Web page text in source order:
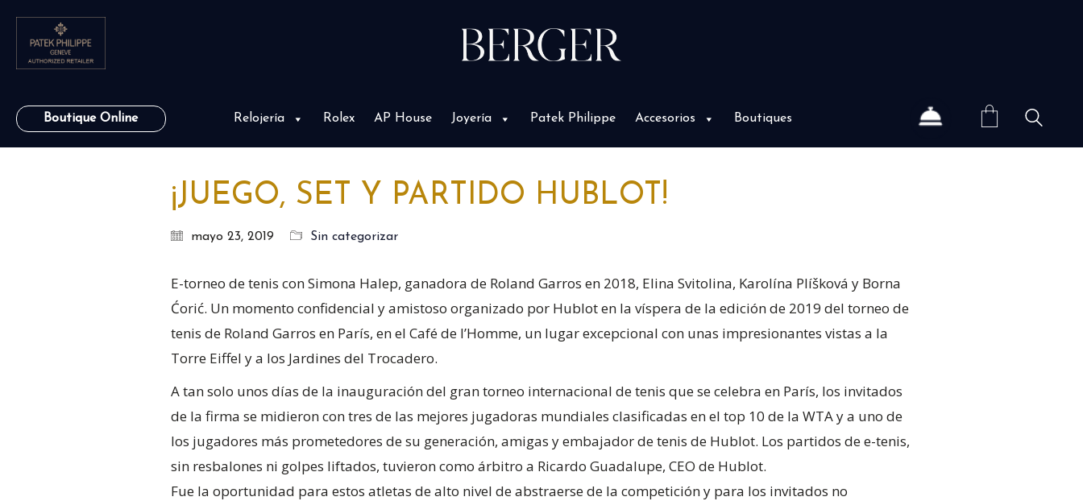
Boutique Online Relojería Rolex AP House Joyería Patek Philippe Accesorios Boutiques
¡JUEGO, SET Y PARTIDO HUBLOT!
mayo 23, 2019 Sin categorizar
E-torneo de tenis con Simona Halep, ganadora de Roland Garros en 2018, Elina Svitolina, Karolína Plíšková y Borna
Ćorić. Un momento confidencial y amistoso organizado por Hublot en la víspera de la edición de 2019 del torneo de
tenis de Roland Garros en París, en el Café de l’Homme, un lugar excepcional con unas impresionantes vistas a la
Torre Eiffel y a los Jardines del Trocadero.
A tan solo unos días de la inauguración del gran torneo internacional de tenis que se celebra en París, los invitados
de la firma se midieron con tres de las mejores jugadoras mundiales clasificadas en el top 10 de la WTA y a uno de
los jugadores más prometedores de su generación, amigas y embajador de tenis de Hublot. Los partidos de e-tenis,
sin resbalones ni golpes liftados, tuvieron como árbitro a Ricardo Guadalupe, CEO de Hublot.
Fue la oportunidad para estos atletas de alto nivel de abstraerse de la competición y para los invitados no